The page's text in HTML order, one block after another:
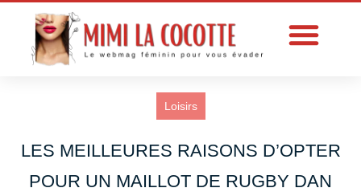
Loisirs
LES MEILLEURES RAISONS D’OPTER
POUR UN MAILLOT DE RUGBY DAN